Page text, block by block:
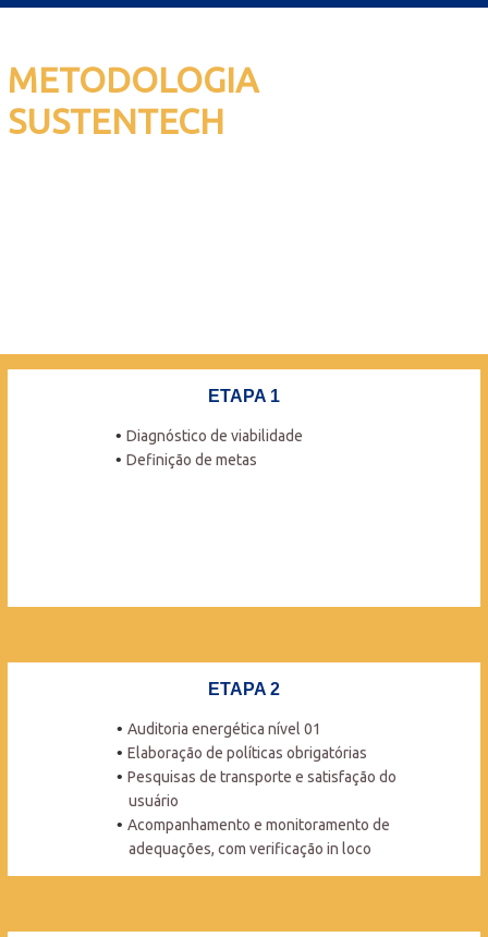
METODOLOGIA
SUSTENTECH
ETAPA 1
Diagnóstico de viabilidade
Definição de metas
ETAPA 2
Auditoria energética nível 01
Elaboração de políticas obrigatórias
Pesquisas de transporte e satisfação do
usuário
Acompanhamento e monitoramento de
adequações, com verificação in loco